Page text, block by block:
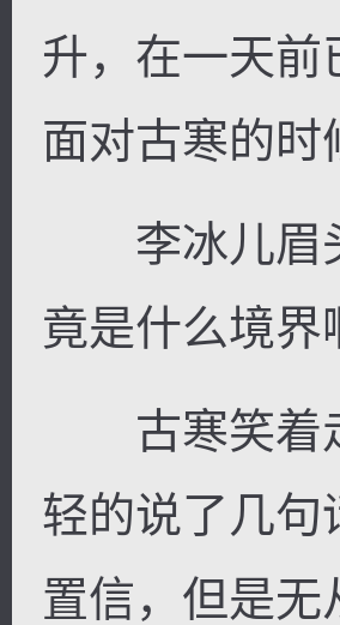
升，在一天前
面对古寒的时
李冰儿眉头
竟是什么境界
古寒笑着走
轻的说了几句
置信，但是无